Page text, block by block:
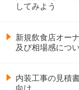
してみよう
新規飲食店オー
及び相場感につ
内装工事の見積
向け